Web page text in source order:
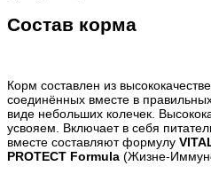
Состав корма
Корм составлен из
соединённых вместе в
виде небольших колечек.
усвояем. Включает в себя
вместе составляют формулу
PROTECT Formula (Жизне-